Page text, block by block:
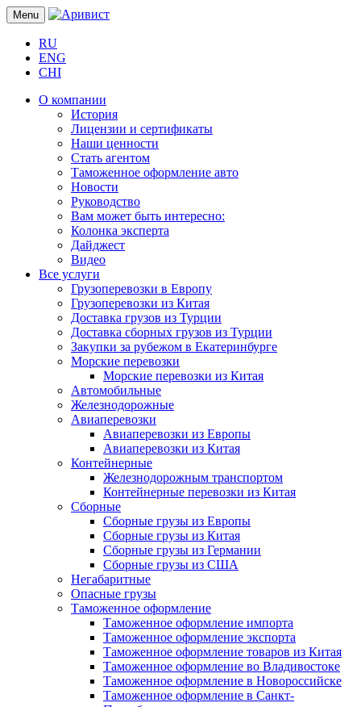
Menu
RU
ENG
CHI
О компании
История
Лицензии и сертификаты
Наши ценности
Стать агентом
Таможенное оформление авто
Новости
Руководство
Вам может быть интересно:
Колонка эксперта
Дайджест
Видео
Все услуги
Грузоперевозки в Европу
Грузоперевозки из Китая
Доставка грузов из Турции
Доставка сборных грузов из Турции
Закупки за рубежом в Екатеринбурге
Морские перевозки
Морские перевозки из Китая
Автомобильные
Железнодорожные
Авиаперевозки
Авиаперевозки из Европы
Авиаперевозки из Китая
Контейнерные
Железнодорожным транспортом
Контейнерные перевозки из Китая
Сборные
Сборные грузы из Европы
Сборные грузы из Китая
Сборные грузы из Германии
Сборные грузы из США
Негабаритные
Опасные грузы
Таможенное оформление
Таможенное оформление импорта
Таможенное оформление экспорта
Таможенное оформление товаров из Китая
Таможенное оформление во Владивостоке
Таможенное оформление в Новороссийске
Таможенное оформление в Санкт-